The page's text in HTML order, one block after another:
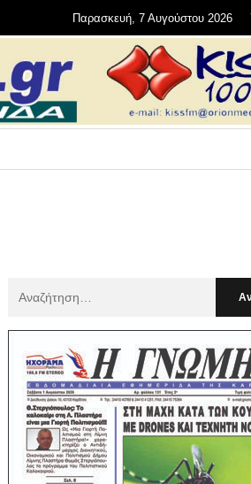
Παρασκευή, 7 Αυγούστου 2026
: